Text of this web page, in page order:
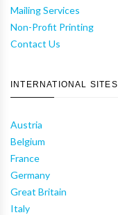
Mailing Services
Non-Profit Printing
Contact Us
INTERNATIONAL SITES
Austria
Belgium
France
Germany
Great Britain
Italy